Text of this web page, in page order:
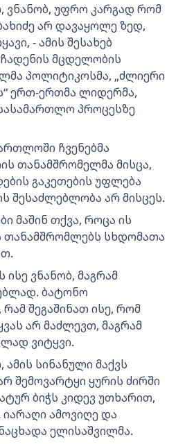
ვნანობ, უფრო კარგად რომ
არ დავაყოლე ზედ,
- ამის შესახებ
მცდელობის
პოლიტიკოსმა, „ძლიერი
ერთ-ერთმა ლიდერმა,
პროცესზე
ჩვენებმა
თანამშრომელმა მისცა,
გაკეთების უფლება
შესაძლებლობა არ მისცეს.
მაშინ თქვა, როცა ის
თანამშრომლებს სხდომათა
ისე ვნანობ, მაგრამ
ბატონო
შეგაშინათ ისე, რომ
არ მაძლევთ, მაგრამ
ვიტყვი.
სინანული მაქვს
შემოვარტყი ყურის ძირში
ბიჭს კიდევ უთხარით,
ამოვიღე და
ელისაშვილმა.